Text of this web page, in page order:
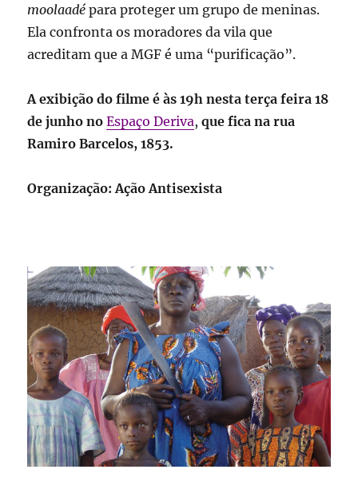
moolaadé para proteger um grupo de meninas.
Ela confronta os moradores da vila que
acreditam que a MGF é uma “purificação”.
A exibição do filme é às 19h nesta terça feira 18
de junho no Espaço Deriva,que fica na rua
Ramiro Barcelos, 1853.
Organização: Ação Antisexista